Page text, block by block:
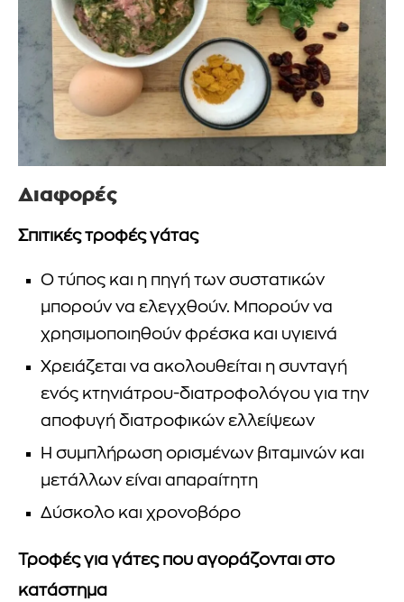
Διαφορές
Σπιτικές τροφές γάτας
Ο τύπος και η πηγή των συστατικών
μπορούν να ελεγχθούν. Μπορούν να
χρησιμοποιηθούν φρέσκα και υγιεινά
Χρειάζεται να ακολουθείται η συνταγή
ενός κτηνιάτρου-διατροφολόγου για την
αποφυγή διατροφικών ελλείψεων
Η συμπλήρωση ορισμένων βιταμινών και
μετάλλων είναι απαραίτητη
Δύσκολο και χρονοβόρο
Τροφές για γάτες που αγοράζονται στο
κατάστημα